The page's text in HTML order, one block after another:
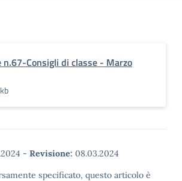
n.67-Consigli di classe - Marzo
- Revisione: 08.03.2024
specificato, questo articolo è